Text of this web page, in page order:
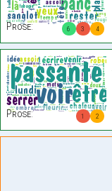
6 3 4
Prose:
1 2
Prose: